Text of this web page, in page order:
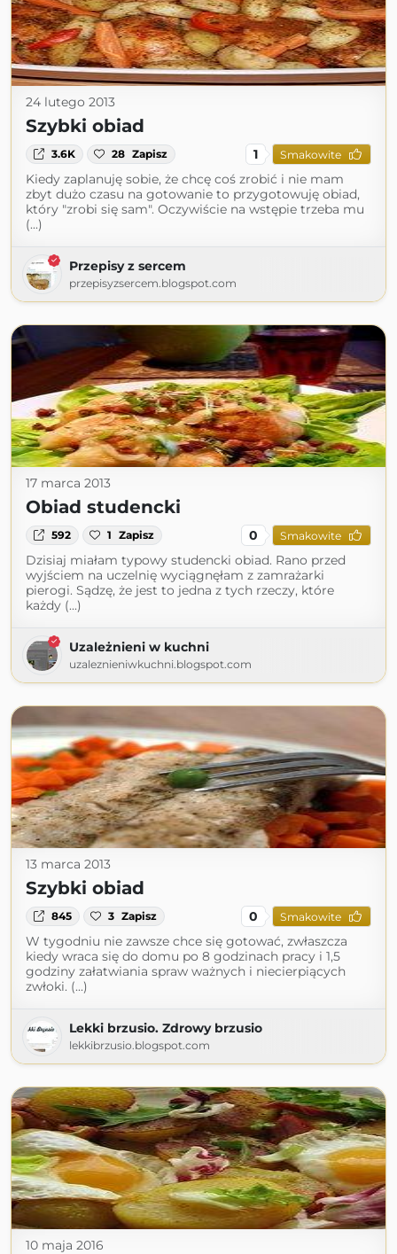
24 lutego 2013
Szybki obiad
3.6K 28 Zapisz 1 Smakowite
Kiedy zaplanuję sobie, że chcę coś zrobić i nie mam
zbyt dużo czasu na gotowanie to przygotowuję obiad,
który "zrobi się sam". Oczywiście na wstępie trzeba mu
(...)
Przepisy z sercem
przepisyzsercem.blogspot.com
17 marca 2013
Obiad studencki
592 1 Zapisz 0 Smakowite
Dzisiaj miałam typowy studencki obiad. Rano przed
wyjściem na uczelnię wyciągnęłam z zamrażarki
pierogi. Sądzę, że jest to jedna z tych rzeczy, które
każdy (...)
Uzależnieni w kuchni
uzaleznieniwkuchni.blogspot.com
13 marca 2013
Szybki obiad
845 3 Zapisz 0 Smakowite
W tygodniu nie zawsze chce się gotować, zwłaszcza
kiedy wraca się do domu po 8 godzinach pracy i 1,5
godziny załatwiania spraw ważnych i niecierpiących
zwłoki. (...)
Lekki brzusio. Zdrowy brzusio
lekkibrzusio.blogspot.com
10 maja 2016